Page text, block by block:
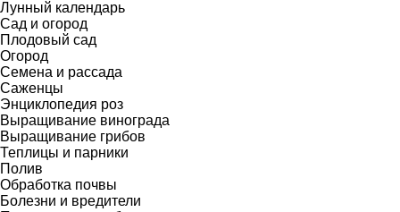
Лунный календарь
Сад и огород
Плодовый сад
Огород
Семена и рассада
Саженцы
Энциклопедия роз
Выращивание винограда
Выращивание грибов
Теплицы и парники
Полив
Обработка почвы
Болезни и вредители